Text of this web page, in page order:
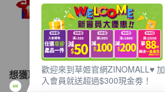
想獲取最新的優惠資訊？
歡迎來到草姬官網ZINOMALL♥️ 加
入會員就送超過$300現金劵！